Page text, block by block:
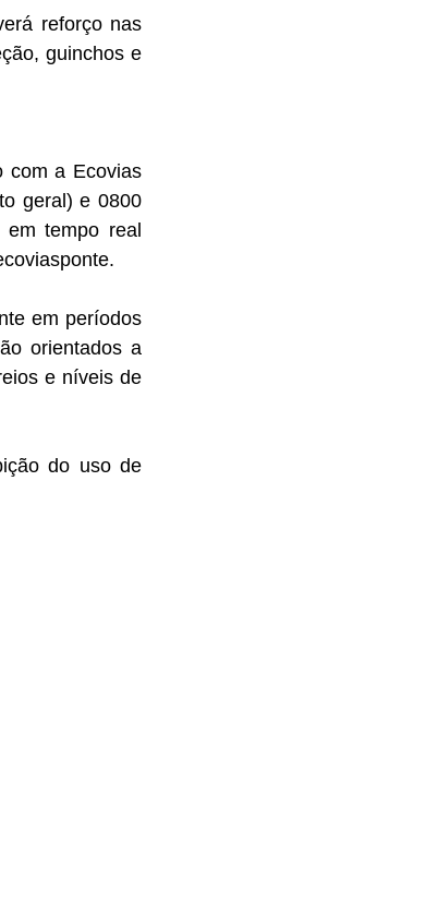
reforço nas
guinchos e
com a Ecovias
geral) e 0800
em tempo real
em períodos
orientados a
e níveis de
do uso de